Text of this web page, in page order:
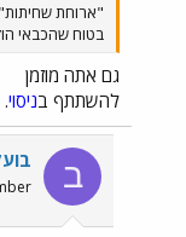
"ארוחת
בטוח שהכבאי
גם אתה מוזמן
להשתתף בניסוי.
ב